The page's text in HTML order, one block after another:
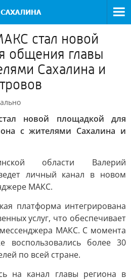
стал новой
общения главы
Сахалина и
новой площадкой для
с жителями Сахалина и
области Валерий
личный канал в новом
МАКС.
платформа интегрирована
услуг, что обеспечивает
МАКС. С момента
воспользовались более 30
по всей стране.
на канал главы региона в